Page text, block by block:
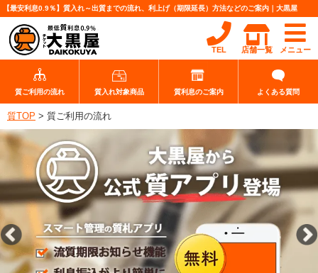
【最安利息0.9％】質入れ～出質までの流れ、利上げ（期限延長）方法などのご案内｜大黒屋
メニュー
店舗一覧
TEL
質ご利用の流れ 質入れ対象商品 質利息のご案内 よくある質問
質TOP > 質ご利用の流れ